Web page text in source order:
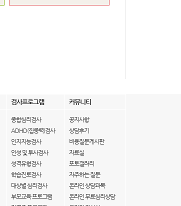
검사프로그램 커뮤니티
종합심리검사
ADHD(집중력)검사
인지지능검사
인성 및 투사검사
성격유형검사
학습진로검사
대상별 심리검사
부모교육 프로그램
공지사항
상담후기
비용질문게시판
자료실
포토갤러리
자주하는 질문
온라인 상담과목
온라인 무료심리상담